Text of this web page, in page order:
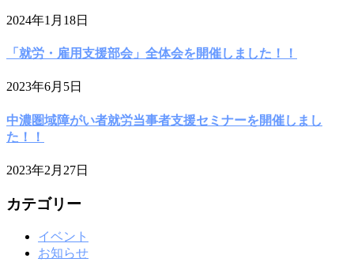
2024年1月18日
「就労・雇用支援部会」全体会を開催しました！！
2023年6月5日
中濃圏域障がい者就労当事者支援セミナーを開催しまし
た！！
2023年2月27日
カテゴリー
イベント
お知らせ